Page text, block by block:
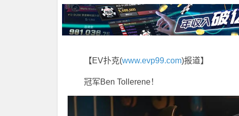
【EV扑克(www.evp99.com)报道】
冠军Ben Tollerene！